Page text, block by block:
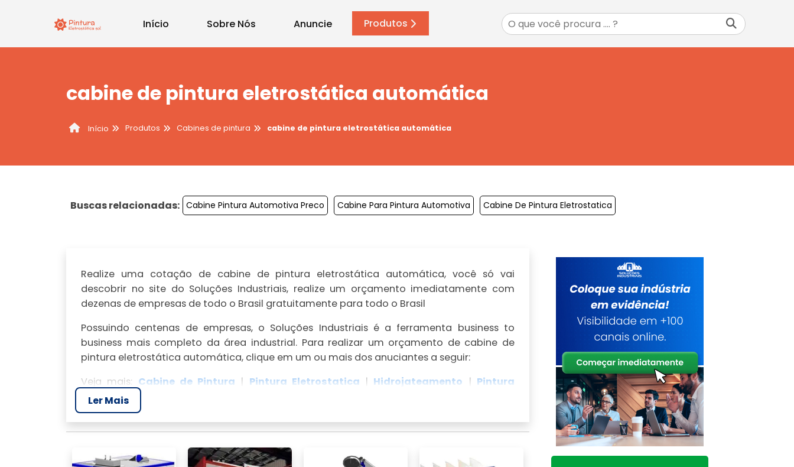
Início Sobre Nós Anuncie Produtos
cabine de pintura eletrostática automática
Início Produtos Cabines de pintura cabine de pintura eletrostática automática
Buscas relacionadas: Cabine Pintura Automotiva Preco Cabine Para Pintura Automotiva Cabine De Pintura Eletrostatica
Realize uma cotação de cabine de pintura eletrostática automática, você só vai
descobrir no site do Soluções Industriais, realize um orçamento imediatamente com
dezenas de empresas de todo o Brasil gratuitamente para todo o Brasil
Possuindo centenas de empresas, o Soluções Industriais é a ferramenta business to
business mais completo da área industrial. Para realizar um orçamento de cabine de
pintura eletrostática automática, clique em um ou mais dos anuciantes a seguir:
Veja mais: Cabine de Pintura | Pintura Eletrostatica | Hidrojateamento | Pintura
Poliuretano
Ler Mais